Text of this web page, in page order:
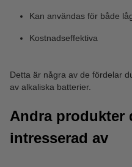
Kan användas för både
Kostnadseffektiva
Detta är några av de fördelar
av alkaliska batterier.
Andra produkter
intresserad av